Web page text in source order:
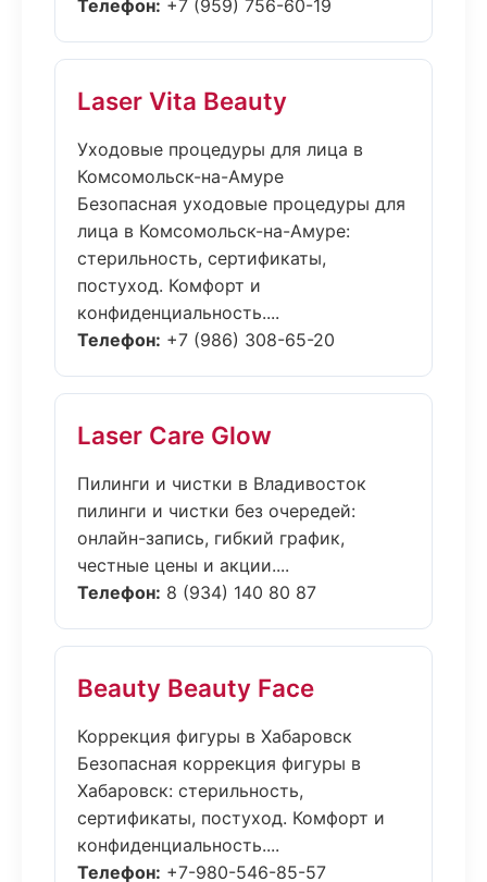
Телефон: +7 (959) 756-60-19
Laser Vita Beauty
Уходовые процедуры для лица в
Комсомольск-на-Амуре
Безопасная уходовые процедуры для
лица в Комсомольск-на-Амуре:
стерильность, сертификаты,
постуход. Комфорт и
конфиденциальность....
Телефон: +7 (986) 308-65-20
Laser Care Glow
Пилинги и чистки в Владивосток
пилинги и чистки без очередей:
онлайн-запись, гибкий график,
честные цены и акции....
Телефон: 8 (934) 140 80 87
Beauty Beauty Face
Коррекция фигуры в Хабаровск
Безопасная коррекция фигуры в
Хабаровск: стерильность,
сертификаты, постуход. Комфорт и
конфиденциальность....
Телефон: +7-980-546-85-57